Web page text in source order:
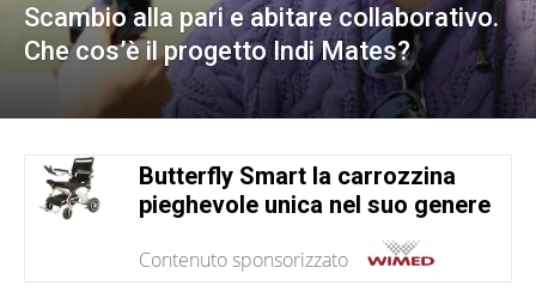
Scambio alla pari e abitare collaborativo.
Che cos’è il progetto Indi Mates?
Butterfly Smart la carrozzina
pieghevole unica nel suo genere
Contenuto sponsorizzato